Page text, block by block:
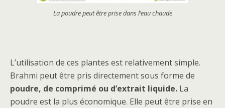
La poudre peut être prise dans l’eau chaude
L’utilisation de ces plantes est relativement simple.
Brahmi peut être pris directement sous forme de
poudre, de comprimé ou d’extrait liquide. La
poudre est la plus économique. Elle peut être prise en